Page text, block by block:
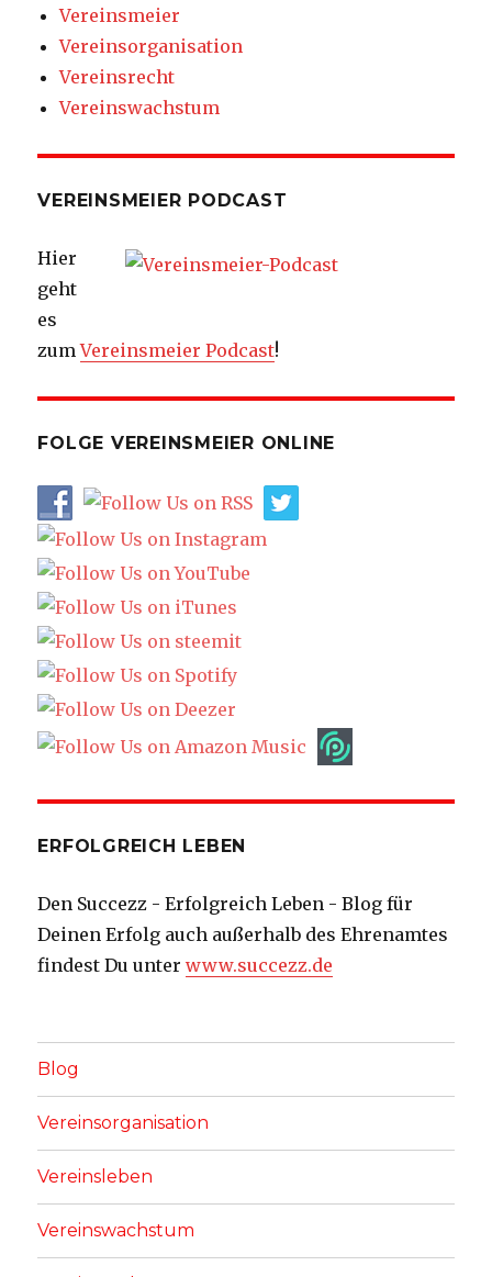
Vereinsmeier
Vereinsorganisation
Vereinsrecht
Vereinswachstum
VEREINSMEIER PODCAST
Hier
geht
es
zumVereinsmeier Podcast!
FOLGE VEREINSMEIER ONLINE
ERFOLGREICH LEBEN
Den Succezz - Erfolgreich Leben - Blog für
Deinen Erfolg auch außerhalb des Ehrenamtes
findest Du unterwww.succezz.de
Blog
Vereinsorganisation
Vereinsleben
Vereinswachstum